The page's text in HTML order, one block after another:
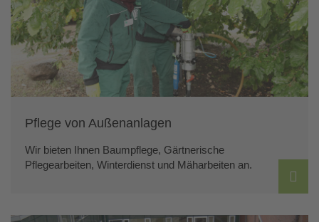
Pflege von Außenanlagen
Wir bieten Ihnen Baumpflege, Gärtnerische
Pflegearbeiten, Winterdienst und Mäharbeiten an.